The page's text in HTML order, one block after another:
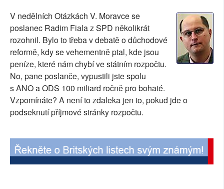
SOCIÁLNÍ SÍTĚ
RUBRIKY
PLNÁ VERZE STRÁNEK
V nedělních Otázkách V. Moravce se
poslanec Radim Fiala z SPD několikrát
rozohnil. Bylo to třeba v debatě o důchodové
reformě, kdy se vehementně ptal, kde jsou
peníze, které nám chybí ve státním rozpočtu.
No, pane poslanče, vypustili jste spolu
s ANO a ODS 100 miliard ročně pro bohaté.
Vzpomínáte? A není to zdaleka jen to, pokud jde o
podseknutí příjmové stránky rozpočtu.